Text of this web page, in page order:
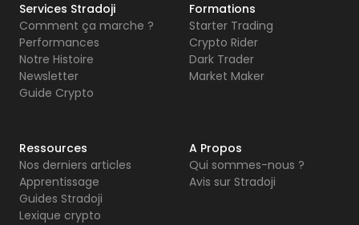
Services Stradoji
Comment ça marche ?
Performances
Notre Histoire
Newsletter
Guide Crypto
Formations
Starter Trading
Crypto Rider
Dark Trader
Market Maker
Ressources
Nos derniers articles
Apprentissage
Guides Stradoji
Lexique crypto
A Propos
Qui sommes-nous ?
Avis sur Stradoji